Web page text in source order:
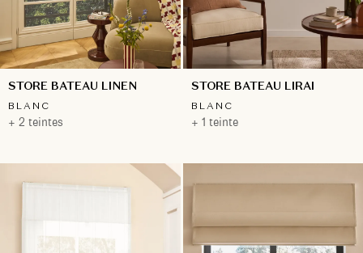
STORE BATEAU LINEN
BLANC
+ 2 teintes
STORE BATEAU LIRAI
BLANC
+ 1 teinte